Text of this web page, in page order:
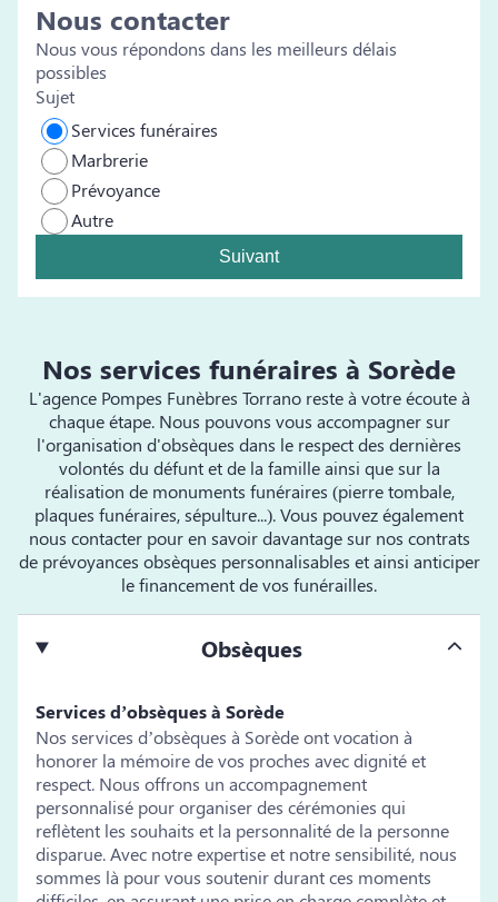
Nous contacter
Nous vous répondons dans les meilleurs délais
possibles
Sujet
Services funéraires
Marbrerie
Prévoyance
Autre
Suivant
Nos services funéraires à Sorède
L'agence Pompes Funèbres Torrano reste à votre écoute à
chaque étape. Nous pouvons vous accompagner sur
l'organisation d'obsèques dans le respect des dernières
volontés du défunt et de la famille ainsi que sur la
réalisation de monuments funéraires (pierre tombale,
plaques funéraires, sépulture...). Vous pouvez également
nous contacter pour en savoir davantage sur nos contrats
de prévoyances obsèques personnalisables et ainsi anticiper
le financement de vos funérailles.
Obsèques
Services d’obsèques à Sorède
Nos services d’obsèques à Sorède ont vocation à
honorer la mémoire de vos proches avec dignité et
respect. Nous offrons un accompagnement
personnalisé pour organiser des cérémonies qui
reflètent les souhaits et la personnalité de la personne
disparue. Avec notre expertise et notre sensibilité, nous
sommes là pour vous soutenir durant ces moments